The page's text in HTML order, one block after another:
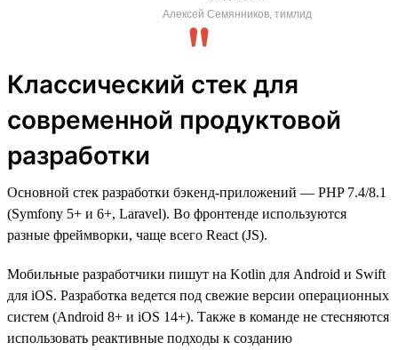
Алексей Семянников, тимлид
Классический стек для
современной продуктовой
разработки
Основной стек разработки бэкенд-приложений — PHP 7.4/8.1
(Symfony 5+ и 6+, Laravel). Во фронтенде используются
разные фреймворки, чаще всего React (JS).
Мобильные разработчики пишут на Kotlin для Android и Swift
для iOS. Разработка ведется под свежие версии операционных
систем (Android 8+ и iOS 14+). Также в команде не стесняются
использовать реактивные подходы к созданию